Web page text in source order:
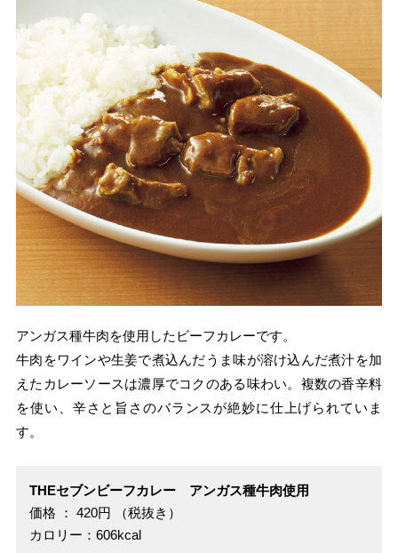
アンガス種牛肉を使用したビーフカレーです。
牛肉をワインや生姜で煮込んだうま味が溶け込んだ煮汁を加
えたカレーソースは濃厚でコクのある味わい。複数の香辛料
を使い、辛さと旨さのバランスが絶妙に仕上げられていま
す。
THEセブンビーフカレー アンガス種牛肉使用
価格 ： 420円 （税抜き）
カロリー：606kcal